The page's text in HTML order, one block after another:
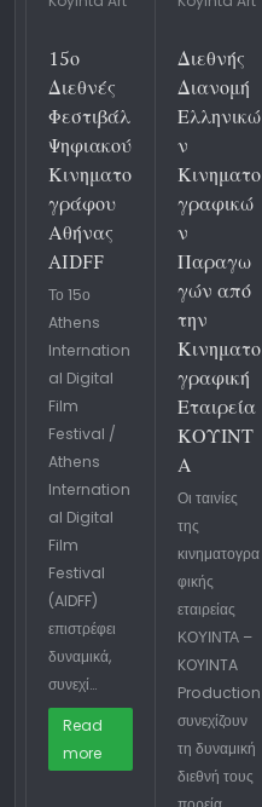
15ο
Διεθνές
Φεστιβάλ
Ψηφιακού
Κινηματο
γράφου
Αθήνας
AIDFF
Το 15ο
Athens
Internation
al Digital
Film
Festival /
Athens
Internation
al Digital
Film
Festival
(AIDFF)
επιστρέφει
δυναμικά,
συνεχί…
Read
more
Διεθνής
Διανομή
Ελληνικώ
ν
Κινηματο
γραφικώ
ν
Παραγω
γών από
την
Κινηματο
γραφική
Εταιρεία
ΚΟΥΙΝΤ
Α
Οι ταινίες
της
κινηματογρα
φικής
εταιρείας
ΚΟΥΙΝΤΑ –
KOYINTA
Production
συνεχίζουν
τη δυναμική
διεθνή τους